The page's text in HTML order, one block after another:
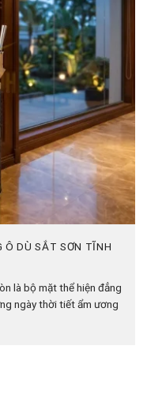
Ô DÙ SẮT SƠN TĨNH
là bộ mặt thể hiện đẳng
ngày thời tiết ẩm ương